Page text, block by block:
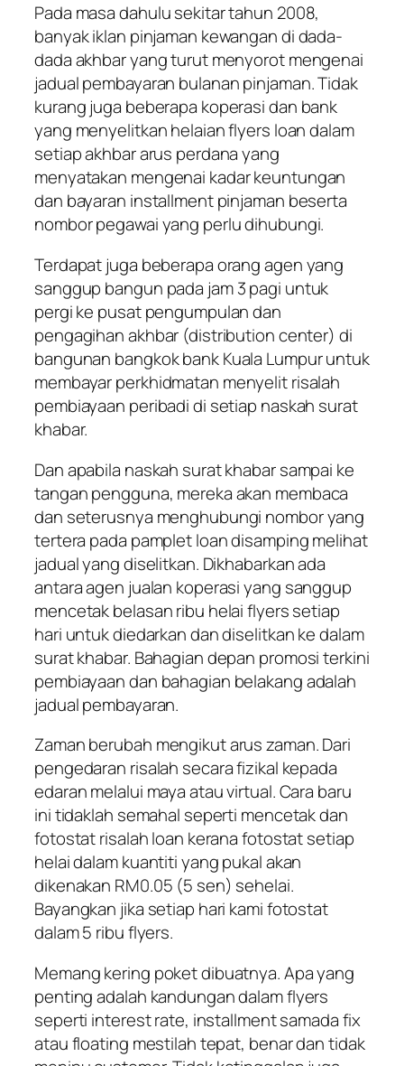
Pada masa dahulu sekitar tahun 2008,
banyak iklan pinjaman kewangan di dada-
dada akhbar yang turut menyorot mengenai
jadual pembayaran bulanan pinjaman. Tidak
kurang juga beberapa koperasi dan bank
yang menyelitkan helaian flyers loan dalam
setiap akhbar arus perdana yang
menyatakan mengenai kadar keuntungan
dan bayaran installment pinjaman beserta
nombor pegawai yang perlu dihubungi.
Terdapat juga beberapa orang agen yang
sanggup bangun pada jam 3 pagi untuk
pergi ke pusat pengumpulan dan
pengagihan akhbar (distribution center) di
bangunan bangkok bank Kuala Lumpur untuk
membayar perkhidmatan menyelit risalah
pembiayaan peribadi di setiap naskah surat
khabar.
Dan apabila naskah surat khabar sampai ke
tangan pengguna, mereka akan membaca
dan seterusnya menghubungi nombor yang
tertera pada pamplet loan disamping melihat
jadual yang diselitkan. Dikhabarkan ada
antara agen jualan koperasi yang sanggup
mencetak belasan ribu helai flyers setiap
hari untuk diedarkan dan diselitkan ke dalam
surat khabar. Bahagian depan promosi terkini
pembiayaan dan bahagian belakang adalah
jadual pembayaran.
Zaman berubah mengikut arus zaman. Dari
pengedaran risalah secara fizikal kepada
edaran melalui maya atau virtual. Cara baru
ini tidaklah semahal seperti mencetak dan
fotostat risalah loan kerana fotostat setiap
helai dalam kuantiti yang pukal akan
dikenakan RM0.05 (5 sen) sehelai.
Bayangkan jika setiap hari kami fotostat
dalam 5 ribu flyers.
Memang kering poket dibuatnya. Apa yang
penting adalah kandungan dalam flyers
seperti interest rate, installment samada fix
atau floating mestilah tepat, benar dan tidak